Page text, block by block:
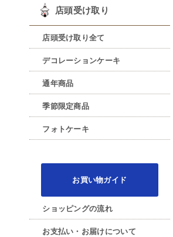
店頭受け取り
店頭受け取り全て
デコレーションケーキ
通年商品
季節限定商品
フォトケーキ
お買い物ガイド
ショッピングの流れ
お支払い・お届けについて